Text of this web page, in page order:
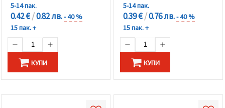
5-14 пак.
0.42 €/0.82 лв.- 40 %
15 пак. +
КУПИ
5-14 пак.
0.39 €/0.76 лв.- 40 %
15 пак. +
КУПИ